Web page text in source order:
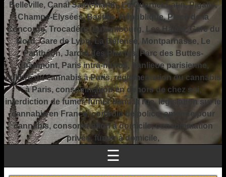
Belleville, Canal Saint-Martin, Le Quartier Latin, Pigalle,
Champs-Élysées, Bastille, République, Place de la
Concorde, Trocadéro, Luxembourg, Les Halles, Gare du
Nord, Gare de Lyon, La Défense, Montparnasse, Le
Panthéon, Jardin des Plantes, Parc des Buttes-
Chaumont, Paris intra-muros, banlieue parisienne,
culture du cannabis à Paris, réglementation du cannabis
à Paris, consommation en dehors de chez soi,
interdiction de fumer, fumer dans la rue, législation sur le
cannabis en France, contrôle de police, amende pour
cannabis, consommation à domicile, consommation
privée, fumer à domicile,
☰